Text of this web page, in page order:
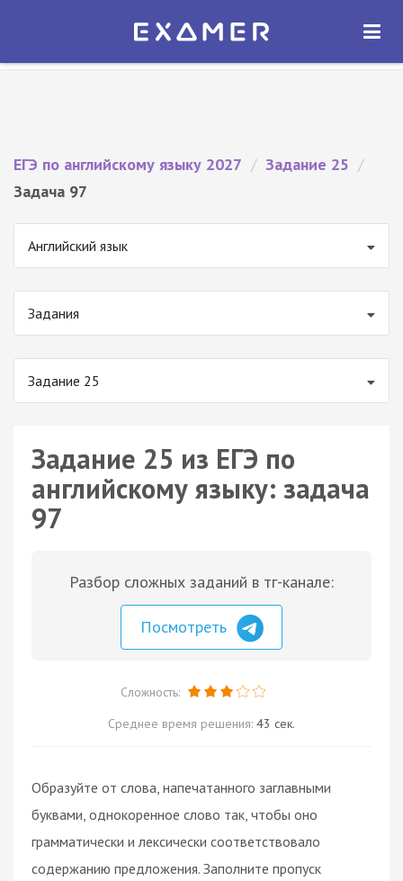
Экзамер — ЕГЭ 2027
ОТКРЫТЬ
ЕГЭ по английскому языку 2027 / Задание 25 /
Задача 97
Английский язык
Задания
Задание 25
Задание 25 из ЕГЭ по
английскому языку: задача
97
Разбор сложных заданий в тг-канале:
Посмотреть
Сложность:
Среднее время решения: 43 сек.
Образуйте от слова, напечатанного заглавными
буквами, однокоренное слово так, чтобы оно
грамматически и лексически соответствовало
содержанию предложения. Заполните пропуск